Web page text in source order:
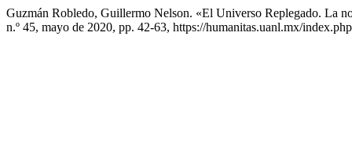
Guzmán Robledo, Guillermo Nelson. «El Universo Replegado. La
n.º 45, mayo de 2020, pp. 42-63, https://humanitas.uanl.mx/